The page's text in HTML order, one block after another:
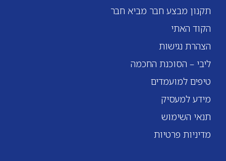
תקנון מבצע חבר מביא חבר
הקוד האתי
הצהרת נגישות
ליבי – הסוכנת החכמה
טיפים למועמדים
מידע למעסיק
תנאי השימוש
מדיניות פרטיות